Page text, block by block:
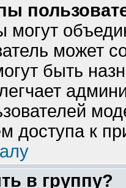
могут
может
быть
доступа к
в группу?